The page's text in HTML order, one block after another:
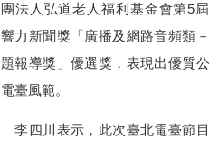
團法人弘道老人福利基金會第5
響力新聞獎「廣播及網路音頻類
題報導獎」優選獎，表現出優質
電臺風範。
李四川表示，此次臺北電臺節